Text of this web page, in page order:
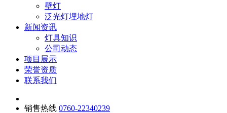
壁灯
泛光灯埋地灯
新闻资讯
灯具知识
公司动态
项目展示
荣誉资质
联系我们
销售热线 0760-22340239